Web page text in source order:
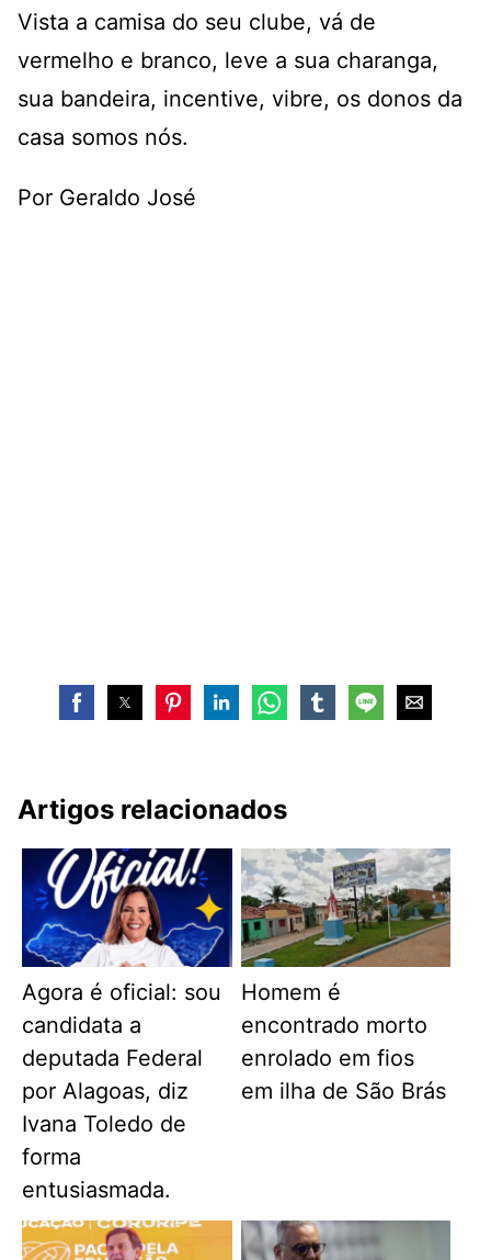
Vista a camisa do seu clube, vá de
vermelho e branco, leve a sua charanga,
sua bandeira, incentive, vibre, os donos da
casa somos nós.
Por Geraldo José
Artigos relacionados
Agora é oficial: sou
candidata a
deputada Federal
por Alagoas, diz
Ivana Toledo de
forma
entusiasmada.
Homem é
encontrado morto
enrolado em fios
em ilha de São Brás